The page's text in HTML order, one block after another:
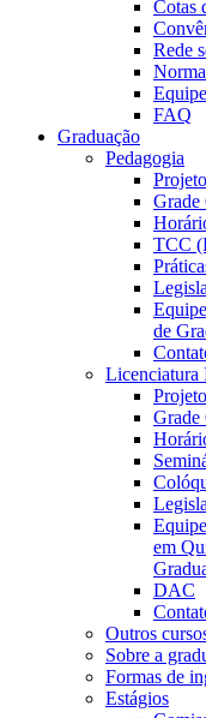
Cotas
Rede
Equipe
FAQ
Graduação
Pedagogia
Grade
TCC
de
Licenciatura
Grade
em
DAC
Outros
Sobre a
Formas de
Estágios